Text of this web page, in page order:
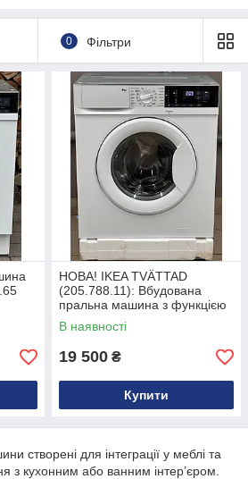
0 Фільтри
НОВА! IKEA TVÄTTAD
(205.788.11): Вбудована
пральна машина з функцією
пари, 2025 рік
В наявності
19 500 ₴
Купити
створені для інтеграції у меблі та
з кухонним або ванним інтер’єром.